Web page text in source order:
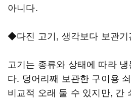
아니다.
◆다진 고기, 생각보다 보관기
고기는 종류와 상태에 따라
다. 덩어리째 보관한 구이용
비교적 오래 둘 수 있지만, 간